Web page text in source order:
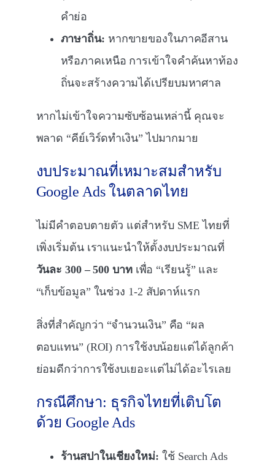
คำย่อ
ภาษาถิ่น: หากขายของในภาคอีสาน
หรือภาคเหนือ การเข้าใจคำค้นหาท้อง
ถิ่นจะสร้างความได้เปรียบมหาศาล
หากไม่เข้าใจความซับซ้อนเหล่านี้ คุณจะ
พลาด “คีย์เวิร์ดทำเงิน” ไปมากมาย
งบประมาณที่เหมาะสมสำหรับ
Google Ads ในตลาดไทย
ไม่มีคำตอบตายตัว แต่สำหรับ SME ไทยที่
เพิ่งเริ่มต้น เราแนะนำให้ตั้งงบประมาณที่
วันละ 300 – 500 บาทเพื่อ “เรียนรู้” และ
“เก็บข้อมูล” ในช่วง 1-2 สัปดาห์แรก
สิ่งที่สำคัญกว่า “จำนวนเงิน” คือ “ผล
ตอบแทน” (ROI) การใช้งบน้อยแต่ได้ลูกค้า
ย่อมดีกว่าการใช้งบเยอะแต่ไม่ได้อะไรเลย
กรณีศึกษา: ธุรกิจไทยที่เติบโต
ด้วย Google Ads
ร้านสปาในเชียงใหม่: ใช้ Search Ads